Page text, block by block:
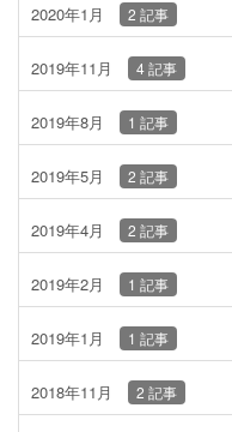
2020年1月 2 記事
2019年11月 4 記事
2019年8月 1 記事
2019年5月 2 記事
2019年4月 2 記事
2019年2月 1 記事
2019年1月 1 記事
2018年11月 2 記事